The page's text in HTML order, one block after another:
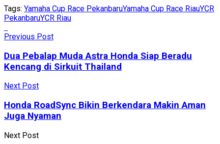
Tags: Yamaha Cup Race PekanbaruYamaha Cup Race RiauYCR
PekanbaruYCR Riau
Previous Post
Dua Pebalap Muda Astra Honda Siap Beradu
Kencang di Sirkuit Thailand
Next Post
Honda RoadSync Bikin Berkendara Makin Aman
Juga Nyaman
Next Post